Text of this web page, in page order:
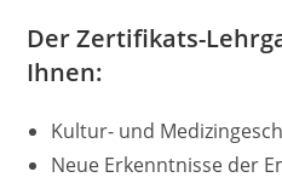
Der Zertifikats-
Ihnen:​
Kultur- und
Neue Erkenntnisse der